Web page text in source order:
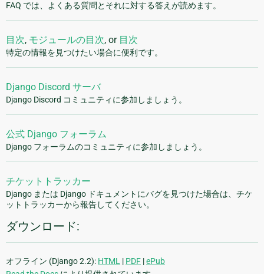
FAQ では、よくある質問とそれに対する答えが読めます。
目次, モジュールの目次, or 目次
特定の情報を見つけたい場合に便利です。
Django Discord サーバ
Django Discord コミュニティに参加しましょう。
公式 Django フォーラム
Django フォーラムのコミュニティに参加しましょう。
チケットトラッカー
Django または Django ドキュメントにバグを見つけた場合は、チケ
ットトラッカーから報告してください。
ダウンロード:
オフライン (Django 2.2): HTML | PDF |ePub